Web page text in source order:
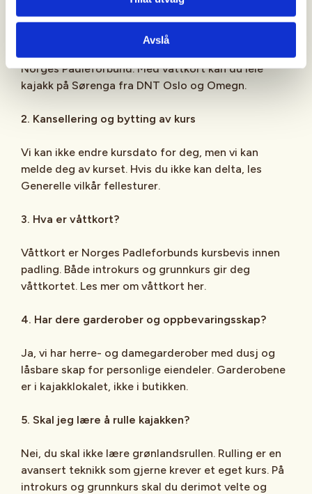
Avslå
i seksten timer fordelt på to dager. Les mer om
introkurs her og grunnkurs her. Etter gjennomført
Norges Padleforbund. Med våttkort kan du leie
kajakk på Sørenga fra DNT Oslo og Omegn.
2. Kansellering og bytting av kurs
Vi kan ikke endre kursdato for deg, men vi kan
melde deg av kurset. Hvis du ikke kan delta, les
Generelle vilkår fellesturer.
3. Hva er våttkort?
Våttkort er Norges Padleforbunds kursbevis innen
padling. Både introkurs og grunnkurs gir deg
våttkortet. Les mer om våttkort her.
4. Har dere garderober og oppbevaringsskap?
Ja, vi har herre- og damegarderober med dusj og
låsbare skap for personlige eiendeler. Garderobene
er i kajakklokalet, ikke i butikken.
5. Skal jeg lære å rulle kajakken?
Nei, du skal ikke lære grønlandsrullen. Rulling er en
avansert teknikk som gjerne krever et eget kurs. På
introkurs og grunnkurs skal du derimot velte og